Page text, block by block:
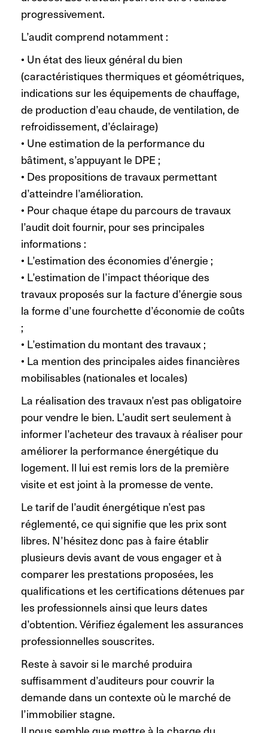
progressivement.
L’audit comprend notamment :
• Un état des lieux général du bien
(caractéristiques thermiques et géométriques,
indications sur les équipements de chauffage,
de production d’eau chaude, de ventilation, de
refroidissement, d’éclairage)
• Une estimation de la performance du
bâtiment, s’appuyant le DPE ;
• Des propositions de travaux permettant
d’atteindre l’amélioration.
• Pour chaque étape du parcours de travaux
l’audit doit fournir, pour ses principales
informations :
• L’estimation des économies d’énergie ;
• L’estimation de l’impact théorique des
travaux proposés sur la facture d’énergie sous
la forme d’une fourchette d’économie de coûts
;
• L’estimation du montant des travaux ;
• La mention des principales aides financières
mobilisables (nationales et locales)
La réalisation des travaux n’est pas obligatoire
pour vendre le bien. L’audit sert seulement à
informer l’acheteur des travaux à réaliser pour
améliorer la performance énergétique du
logement. Il lui est remis lors de la première
visite et est joint à la promesse de vente.
Le tarif de l’audit énergétique n’est pas
réglementé, ce qui signifie que les prix sont
libres. N’hésitez donc pas à faire établir
plusieurs devis avant de vous engager et à
comparer les prestations proposées, les
qualifications et les certifications détenues par
les professionnels ainsi que leurs dates
d’obtention. Vérifiez également les assurances
professionnelles souscrites.
Reste à savoir si le marché produira
suffisamment d’auditeurs pour couvrir la
demande dans un contexte où le marché de
l’immobilier stagne.